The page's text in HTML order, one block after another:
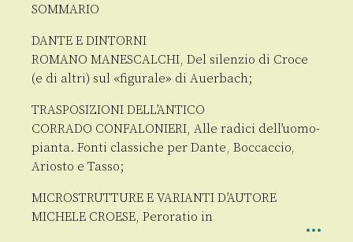
SOMMARIO
DANTE E DINTORNI
ROMANO MANESCALCHI, Del silenzio di Croce
(e di altri) sul «figurale» di Auerbach;
TRASPOSIZIONI DELL’ANTICO
CORRADO CONFALONIERI, Alle radici dell’uomo-
pianta. Fonti classiche per Dante, Boccaccio,
Ariosto e Tasso;
MICROSTRUTTURE E VARIANTI D’AUTORE
MICHELE CROESE, Peroratio in